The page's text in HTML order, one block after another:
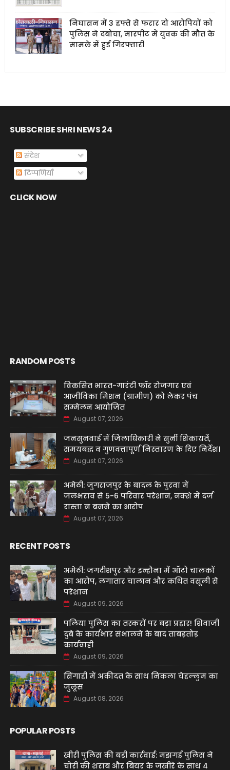
निघासन में 3 हफ्ते से फरार दो आरोपियों को
पुलिस ने दबोचा, मारपीट में युवक की मौत के
मामले में हुई गिरफ्तारी
SUBSCRIBE SHRI NEWS 24
संदेश
टिप्पणियाँ
CLICK NOW
RANDOM POSTS
विकसित भारत-गारंटी फॉर रोजगार एवं
आजीविका मिशन (ग्रामीण) को लेकर पंच
सम्मेलन आयोजित
August 07, 2026
जनसुनवाई में जिलाधिकारी ने सुनीं शिकायतें,
समयबद्ध व गुणवत्तापूर्ण निस्तारण के दिए निर्देश।
August 07, 2026
अमेठी: जुगराजपुर के बादल के पुरवा में
जलभराव से 5-6 परिवार परेशान, नक्शे में दर्ज
रास्ता न बनने का आरोप
August 07, 2026
RECENT POSTS
अमेठी: जगदीशपुर और इन्हौना में ऑटो चालकों
का आरोप, लगातार चालान और कथित वसूली से
परेशान
August 09, 2026
पलिया पुलिस का तस्करों पर बड़ा प्रहार! शिवाजी
दुबे के कार्यभार संभालने के बाद ताबड़तोड़
कार्यवाही
August 09, 2026
सिंगाही में अकीदत के साथ निकला चेहल्लुम का
जुलूस
August 08, 2026
POPULAR POSTS
खीरी पुलिस की बड़ी कार्रवाई: मझगई पुलिस ने
चोरी की शराब और बियर के जखीरे के साथ 4